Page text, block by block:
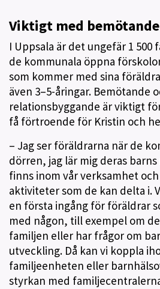
Viktigt med
I Uppsala är det ungefär 1 500
de kommunala öppna
som kommer med sina
även 3–5-åringar. Bemötande
relationsbyggande är viktigt
få förtroende för Kristin och
– Jag ser föräldrarna när de
dörren, jag lär mig deras
finns inom vår verksamhet
aktiviteter som de kan delta i.
en första ingång för föräldrar
med någon, till exempel om
familjen eller har frågor om
utveckling. Då kan vi koppla
familjeenheten eller
styrkan med